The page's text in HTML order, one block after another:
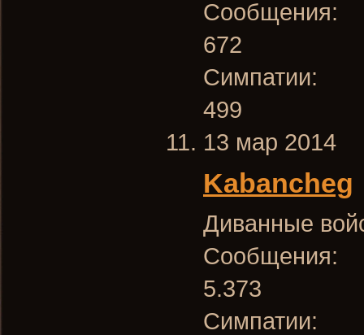
Сообщения:
672
Симпатии:
499
13 мар 2014
Kabancheg
Диванные
Сообщения:
5.373
Симпатии: